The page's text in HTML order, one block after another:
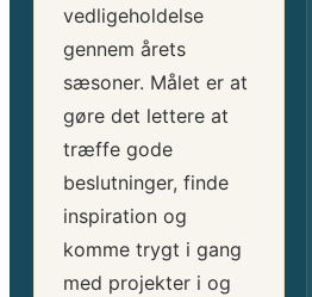
vedligeholdelse
gennem årets
sæsoner. Målet er at
gøre det lettere at
træffe gode
beslutninger, finde
inspiration og
komme trygt i gang
med projekter i og